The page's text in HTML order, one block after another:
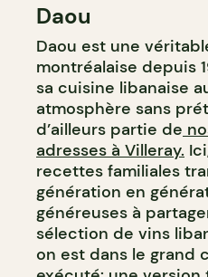
Daou
Daou est une
montréalaise depuis
sa cuisine libanaise
atmosphère sans
d’ailleurs partie de
adresses à Villeray.
recettes familiales
génération en
généreuses à
sélection de vins
on est dans le grand